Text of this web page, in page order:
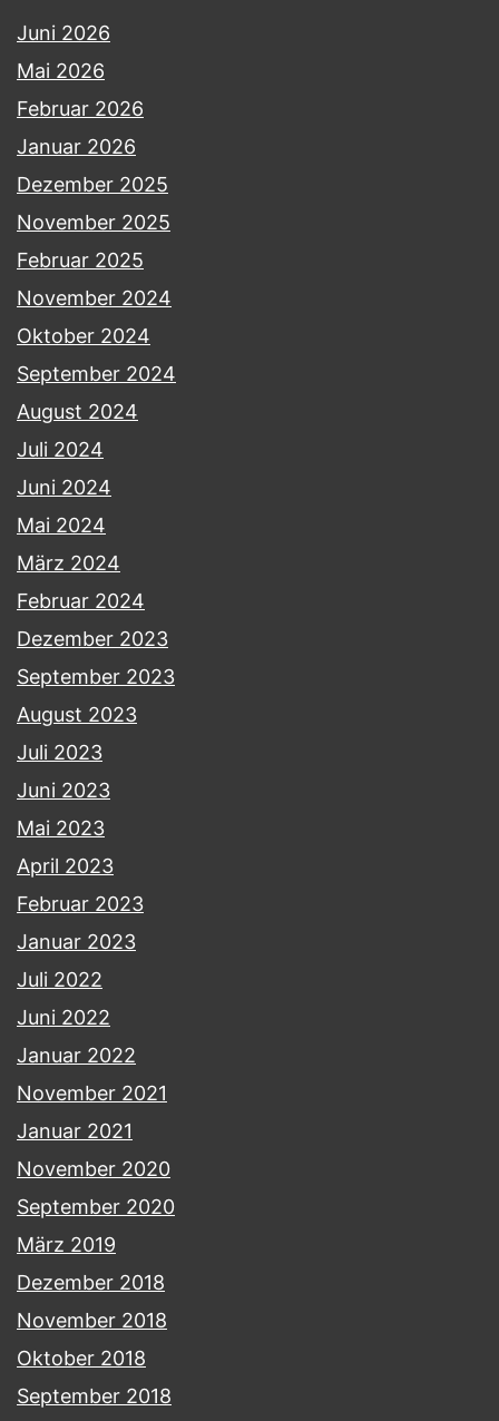
Juni 2026
Mai 2026
Februar 2026
Januar 2026
Dezember 2025
November 2025
Februar 2025
November 2024
Oktober 2024
September 2024
August 2024
Juli 2024
Juni 2024
Mai 2024
März 2024
Februar 2024
Dezember 2023
September 2023
August 2023
Juli 2023
Juni 2023
Mai 2023
April 2023
Februar 2023
Januar 2023
Juli 2022
Juni 2022
Januar 2022
November 2021
Januar 2021
November 2020
September 2020
März 2019
Dezember 2018
November 2018
Oktober 2018
September 2018